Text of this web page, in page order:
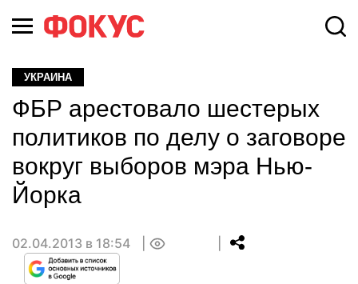
УКРАИНА
ФБР арестовало шестерых
политиков по делу о заговоре
вокруг выборов мэра Нью-
Йорка
02.04.2013 в 18:54